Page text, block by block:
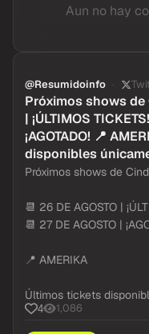
Aun no hay
@Resumidoinfo
Próximos shows de
| ¡ÚLTIMOS
¡AGOTADO! 📍
disponibles
Próximos shows de
📆 26 DE AGOSTO |
📆 27 DE AGOSTO |
📍 AMERIKA
Últimos tickets
4 1,086